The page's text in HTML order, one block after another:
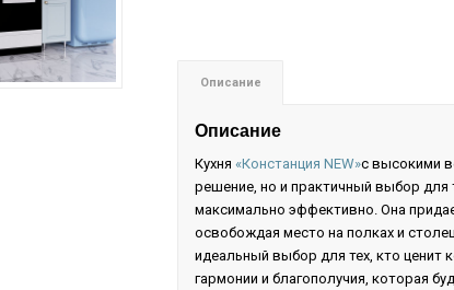
Описание
Описание
Кухня «Констанция NEW»с высокими
решение, но и практичный выбор для
максимально эффективно. Она
освобождая место на полках и
идеальный выбор для тех, кто ценит
гармонии и благополучия, которая